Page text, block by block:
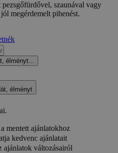
szaunával vagy
megérdemelt pihenést.
élményt...
élményt
mentett ajánlatokhoz
kedvenc ajánlatait
ajánlatok változásairól